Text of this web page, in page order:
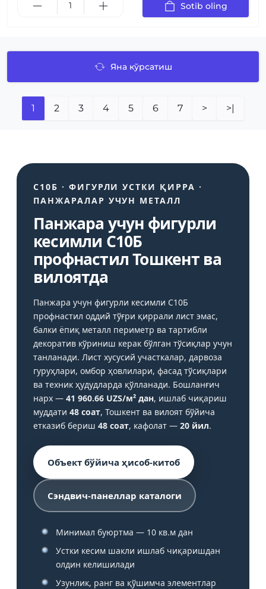
Sotib oling
Яна кўрсатиш
1 2 3 4 5 6 7 > >|
С10Б · ФИГУРЛИ УСТКИ ҚИРРА ·
ПАНЖАРАЛАР УЧУН МЕТАЛЛ
Панжара учун фигурли
кесимли С10Б
профнастил Тошкент ва
вилоятда
Панжара учун фигурли кесимли С10Б
профнастил оддий тўғри қиррали лист эмас,
балки ёпиқ металл периметр ва тартибли
декоратив кўриниш керак бўлган тўсиқлар учун
танланади. Лист хусусий участкалар, дарвоза
гуруҳлари, омбор ҳовлилари, фасад тўсиқлари
ва техник ҳудудларда қўлланади. Бошланғич
нарх — 41 960.66 UZS/м² дан, ишлаб чиқариш
муддати 48 соат, Тошкент ва вилоят бўйича
етказиб бериш 48 соат, кафолат — 20 йил.
Объект бўйича ҳисоб-китоб
Сэндвич-панеллар каталоги
Минимал буюртма — 10 кв.м дан
Устки кесим шакли ишлаб чиқаришдан
олдин келишилади
Узунлик, ранг ва қўшимча элементлар